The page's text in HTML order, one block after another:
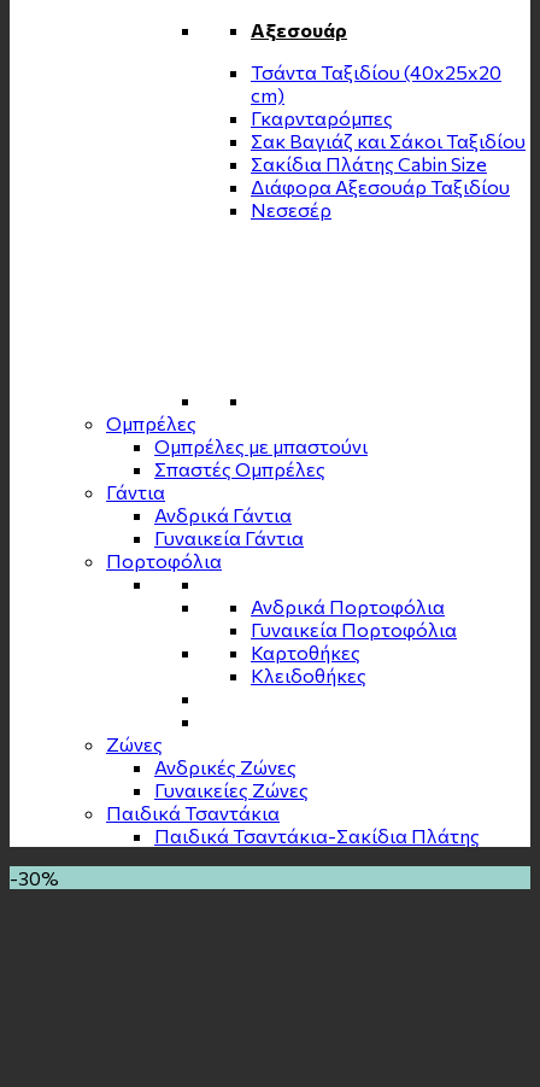
Αξεσουάρ
Τσάντα Ταξιδίου (40x25x20
cm)
Γκαρνταρόμπες
Σακ Βαγιάζ και Σάκοι Ταξιδίου
Σακίδια Πλάτης Cabin Size
Διάφορα Αξεσουάρ Ταξιδίου
Νεσεσέρ
Ομπρέλες
Ομπρέλες με μπαστούνι
Σπαστές Ομπρέλες
Γάντια
Ανδρικά Γάντια
Γυναικεία Γάντια
Πορτοφόλια
Ανδρικά Πορτοφόλια
Γυναικεία Πορτοφόλια
Καρτοθήκες
Κλειδοθήκες
Zώνες
Ανδρικές Ζώνες
Γυναικείες Ζώνες
Παιδικά Τσαντάκια
Παιδικά Τσαντάκια-Σακίδια Πλάτης
-30%